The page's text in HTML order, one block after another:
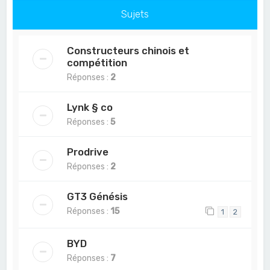
Sujets
Constructeurs chinois et
compétition
Réponses : 2
Lynk § co
Réponses :5
Prodrive
Réponses : 2
GT3 Génésis
Réponses : 15 1 2
BYD
Réponses : 7